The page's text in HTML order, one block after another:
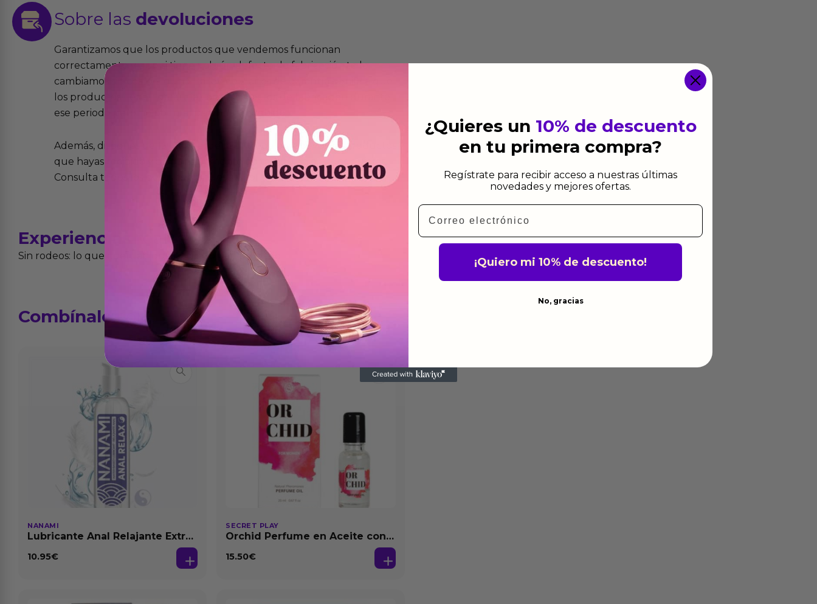
Sobre las devoluciones
Garantizamos que los productos que vendemos funcionan
correctamente y que si tienen algún defecto de fabricación te lo
cambiamos sin costo alguno. La ley de 2 años de garantía significa que
los productos tienen garantía contra defectos de fabricación durante
ese periodo pero no por mal uso o uso indebido.
Además, dispones de 15 días desde la entrega para devolver productos
que hayas recibido y que simplemente no te gusten o no los quieras.
Consulta todos los detalles en nuestra política de devoluciones.
Experiencias reales
Sin rodeos: lo que cuentan quienes ya lo han probado
Combínalocon...
NANAMI
Lubricante Anal Relajante Extra
10.95€
SECRET PLAY
Orchid Perfume en Aceite con
15.50€
¿Quieres un 10% de descuento
en tu primera compra?
Regístrate para recibir acceso a nuestras últimas
novedades y mejores ofertas.
Email
¡Quiero mi 10% de descuento!
No, gracias